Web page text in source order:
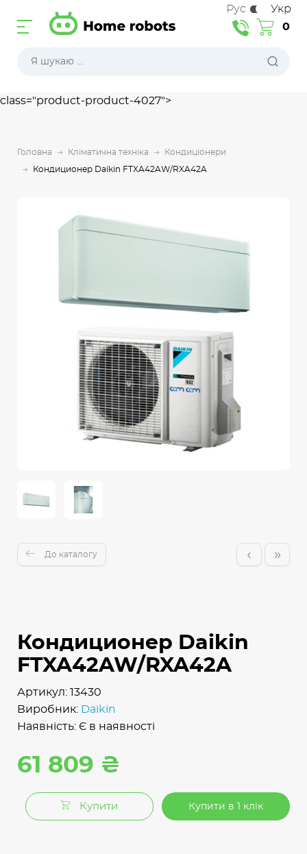
class="product-product-4027">
0
Рус Укр
Головна Кліматична техніка Кондиціонери
Кондиционер Daikin FTXA42AW/RXA42A
До каталогу ‹ »
Кондиционер Daikin
FTXA42AW/RXA42A
Артикул: 13430
Виробник: Daikin
Наявність: Є в наявності
61 809 ₴
Купити Купити в 1 клік